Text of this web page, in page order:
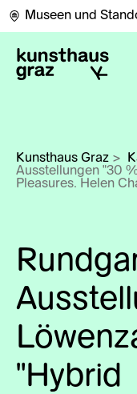
Museen und
Kunsthaus Graz >
Ausstellungen "30
Pleasures. Helen
"Hybrid